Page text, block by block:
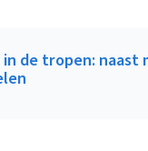
de tropen: naast